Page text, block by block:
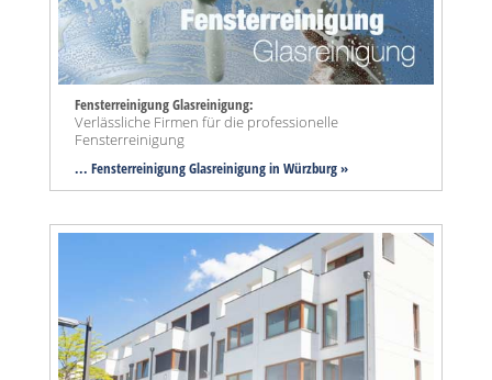
Fensterreinigung Glasreinigung:
Verlässliche Firmen für die professionelle
Fensterreinigung
... Fensterreinigung Glasreinigung in Würzburg »